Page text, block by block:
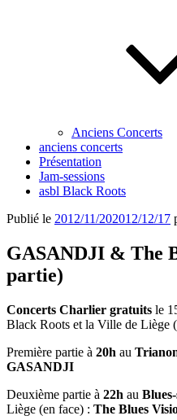
Anciens Concerts
anciens concerts
Présentation
Jam-sessions
asbl Black Roots
Publié le 2012/11/202012/12/17
GASANDJI & The
partie)
Concerts Charlier gratuits le
Black Roots et la Ville de Liège
Première partie à 20h au
GASANDJI
Deuxième partie à 22h au
Liège (en face) : The Blues